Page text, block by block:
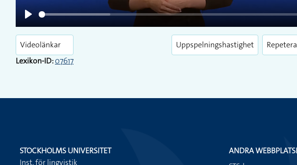
Play
Videolänkar
Lexikon-ID:07617
Uppspelningshastighet
STOCKHOLMS UNIVERSITET
Inst. för lingvistik
ANDRA